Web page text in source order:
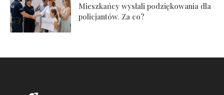
Mieszkańcy wysłali podziękowania dla
policjantów. Za co?